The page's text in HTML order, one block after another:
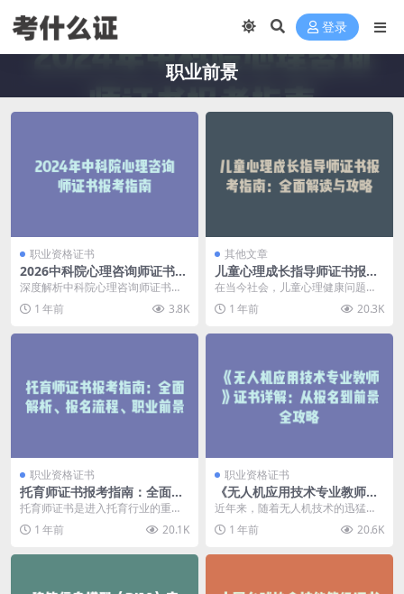
登录
职业前景
职业资格证书
2026中科院心理咨询师证书报
考全攻略：真相、流程、避坑
深度解析中科院心理咨询师证书的
含金量、报考条件、考试流程和常
见误区，帮你做出正确...
1 年前 3.8K
其他文章
儿童心理成长指导师证书报考
指南：全面解读与攻略
在当今社会，儿童心理健康问题日
益受到关注。为了帮助更多孩子健
康成长，儿童心理成长...
1 年前 20.3K
职业资格证书
托育师证书报考指南：全面解
析、报名流程、职业前景
托育师证书是进入托育行业的重要
凭证，它不仅代表了从业者的专业
技能和知识水平，更是...
1 年前 20.1K
职业资格证书
《无人机应用技术专业教师》
证书详解：从报名到前景全攻
略
近年来，随着无人机技术的迅猛发
展，无人机教育成为一个炙手可热
的行业。《无人机应用...
1 年前 20.6K